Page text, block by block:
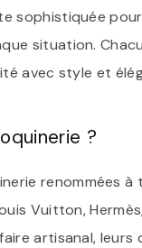
pour
situation.
avec style et
?
renommées à
Vuitton,
artisanal, leurs